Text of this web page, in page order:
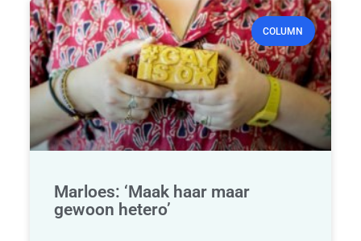
COLUMN
Marloes: ‘Maak haar maar
gewoon hetero’